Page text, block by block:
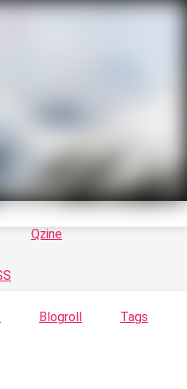
trucs en tout
Qzine
Blogroll Tags